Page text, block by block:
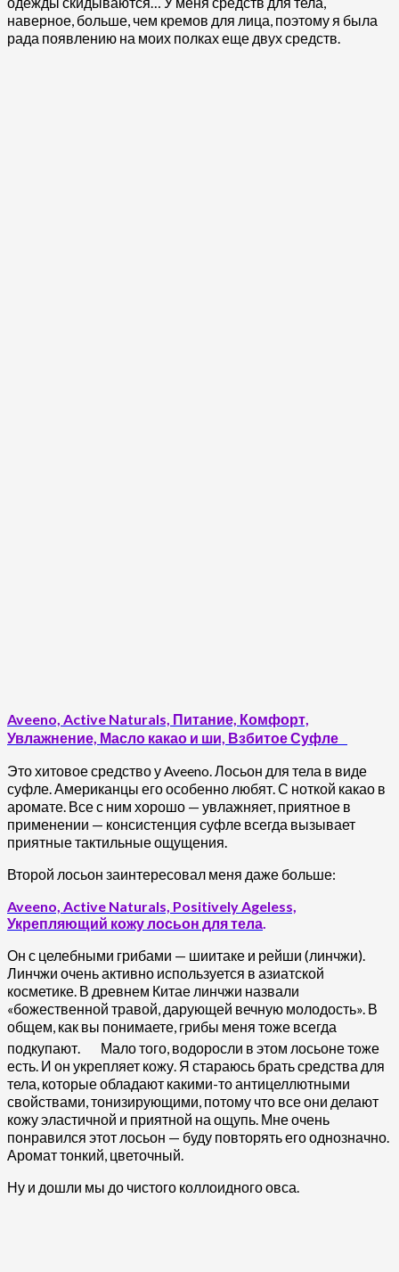
наверное, больше, чем кремов для лица, поэтому я была
рада появлению на моих полках еще двух средств.
Aveeno, Active Naturals, Питание, Комфорт,
Увлажнение, Масло какао и ши, Взбитое Суфле
Это хитовое средство у Aveeno. Лосьон для тела в виде
суфле. Американцы его особенно любят. С ноткой какао в
аромате. Все с ним хорошо — увлажняет, приятное в
применении — консистенция суфле всегда вызывает
приятные тактильные ощущения.
Второй лосьон заинтересовал меня даже больше:
Aveeno, Active Naturals, Positively Ageless,
Укрепляющий кожу лосьон для тела.
Он с целебными грибами — шиитаке и рейши (линчжи).
Линчжи очень активно используется в азиатской
косметике. В древнем Китае линчжи назвали
«божественной травой, дарующей вечную молодость». В
общем, как вы понимаете, грибы меня тоже всегда
подкупают.
Мало того, водоросли в этом лосьоне тоже
есть. И он укрепляет кожу. Я стараюсь брать средства для
тела, которые обладают какими-то антицеллютными
свойствами, тонизирующими, потому что все они делают
кожу эластичной и приятной на ощупь. Мне очень
понравился этот лосьон — буду повторять его однозначно.
Аромат тонкий, цветочный.
Ну и дошли мы до чистого коллоидного овса.